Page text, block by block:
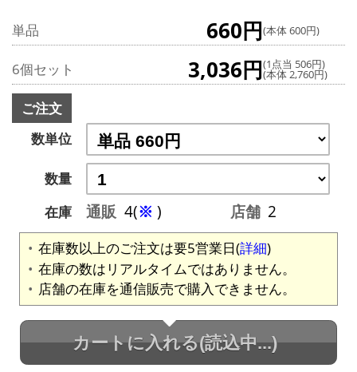
単品 660円(本体 600円)
6個セット 3,036円(1点当 506円)
(本体 2,760円)
ご注文
数単位
数量
在庫
通販 4(※ ) 店舗 2
在庫数以上のご注文は要5営業日(詳細)
在庫の数はリアルタイムではありません。
店舗の在庫を通信販売で購入できません。
カートに入れる(読込中...)